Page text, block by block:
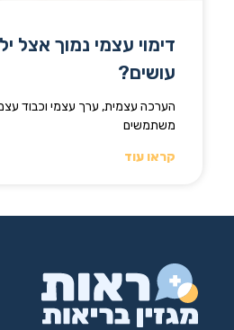
דימוי עצמי נמוך אצל
עושים?
הערכה עצמית, ערך עצמי וכבוד
משתמשים
קראו עוד